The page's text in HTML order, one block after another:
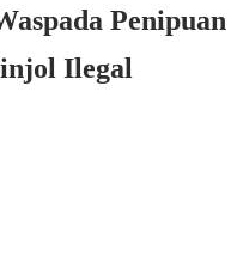
Penipuan
Ilegal